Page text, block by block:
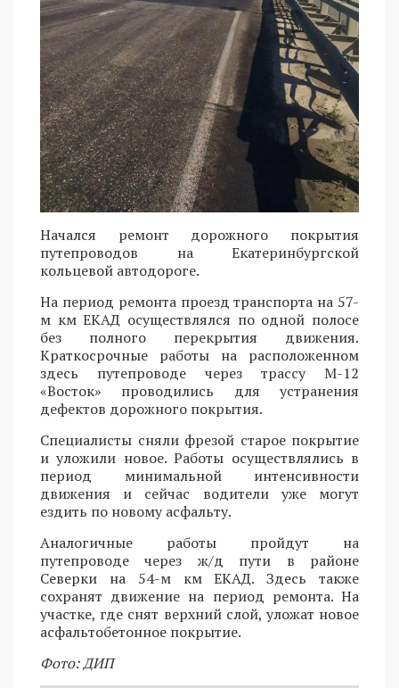
Начался ремонт дорожного покрытия
путепроводов на Екатеринбургской
кольцевой автодороге.
На период ремонта проезд транспорта на 57-
м км ЕКАД осуществлялся по одной полосе
без полного перекрытия движения.
Краткосрочные работы на расположенном
здесь путепроводе через трассу М-12
«Восток» проводились для устранения
дефектов дорожного покрытия.
Специалисты сняли фрезой старое покрытие
и уложили новое. Работы осуществлялись в
период минимальной интенсивности
движения и сейчас водители уже могут
ездить по новому асфальту.
Аналогичные работы пройдут на
путепроводе через ж/д пути в районе
Северки на 54-м км ЕКАД. Здесь также
сохранят движение на период ремонта. На
участке, где снят верхний слой, уложат новое
асфальтобетонное покрытие.
Фото: ДИП